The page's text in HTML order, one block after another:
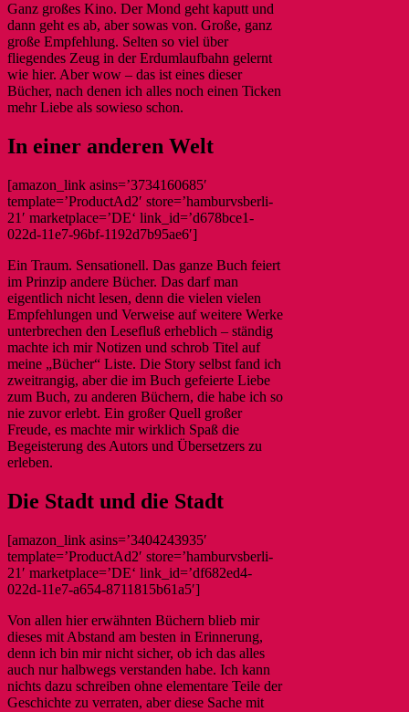
Ganz großes Kino. Der Mond geht kaputt und
dann geht es ab, aber sowas von. Große, ganz
große Empfehlung. Selten so viel über
fliegendes Zeug in der Erdumlaufbahn gelernt
wie hier. Aber wow – das ist eines dieser
Bücher, nach denen ich alles noch einen Ticken
mehr Liebe als sowieso schon.
In einer anderen Welt
[amazon_link asins=’3734160685′
template=’ProductAd2′ store=’hamburvsberli-
21′ marketplace=’DE‘ link_id=’d678bce1-
022d-11e7-96bf-1192d7b95ae6′]
Ein Traum. Sensationell. Das ganze Buch feiert
im Prinzip andere Bücher. Das darf man
eigentlich nicht lesen, denn die vielen vielen
Empfehlungen und Verweise auf weitere Werke
unterbrechen den Lesefluß erheblich – ständig
machte ich mir Notizen und schrob Titel auf
meine „Bücher“ Liste. Die Story selbst fand ich
zweitrangig, aber die im Buch gefeierte Liebe
zum Buch, zu anderen Büchern, die habe ich so
nie zuvor erlebt. Ein großer Quell großer
Freude, es machte mir wirklich Spaß die
Begeisterung des Autors und Übersetzers zu
erleben.
Die Stadt und die Stadt
[amazon_link asins=’3404243935′
template=’ProductAd2′ store=’hamburvsberli-
21′ marketplace=’DE‘ link_id=’df682ed4-
022d-11e7-a654-8711815b61a5′]
Von allen hier erwähnten Büchern blieb mir
dieses mit Abstand am besten in Erinnerung,
denn ich bin mir nicht sicher, ob ich das alles
auch nur halbwegs verstanden habe. Ich kann
nichts dazu schreiben ohne elementare Teile der
Geschichte zu verraten, aber diese Sache mit